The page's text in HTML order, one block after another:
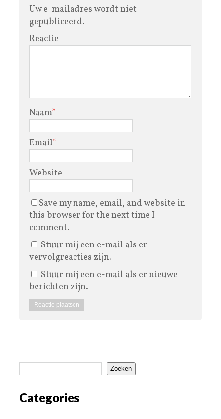
Uw e-mailadres wordt niet
gepubliceerd.
Reactie
Naam*
Email*
Website
Save my name, email, and website in
this browser for the next time I
comment.
Stuur mij een e-mail als er
vervolgreacties zijn.
Stuur mij een e-mail als er nieuwe
berichten zijn.
Zoeken
Categories